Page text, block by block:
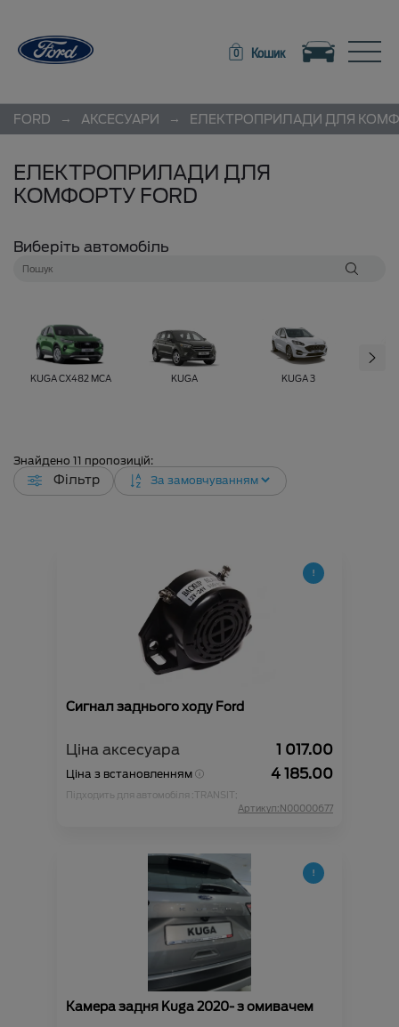
0 Кошик Toggle navigation
FORD → АКСЕСУАРИ → ЕЛЕКТРОПРИЛАДИ ДЛЯ
ЕЛЕКТРОПРИЛАДИ ДЛЯ
КОМФОРТУ FORD
Виберіть автомобіль
KUGA CX482 MCA KUGA KUGA 3
Знайдено 11 пропозицій:
Фільтр
Сигнал заднього ходу Ford
Ціна аксесуара 1 017.00
Ціна з встановленням 4 185.00
Підходить для автомобіля :TRANSIT;
Артикул:N00000677
Камера задня Kuga 2020- з омивачем